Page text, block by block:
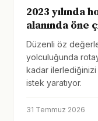
2023 yılında
alanında öne
Düzenli öz
yolculuğunda
kadar ilerlediğinizi
istek yaratıyor.
31 Temmuz 2026